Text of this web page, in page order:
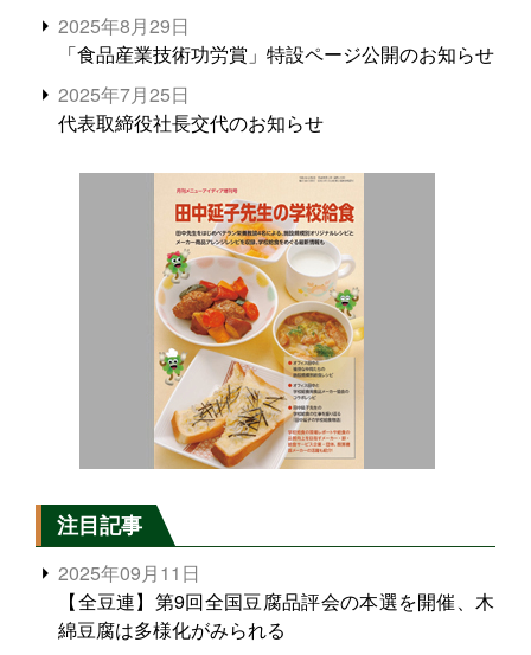
2025年8月29日
「食品産業技術功労賞」特設ページ公開のお知らせ
2025年7月25日
代表取締役社長交代のお知らせ
注目記事
2025年09月11日
【全豆連】第9回全国豆腐品評会の本選を開催、木
綿豆腐は多様化がみられる